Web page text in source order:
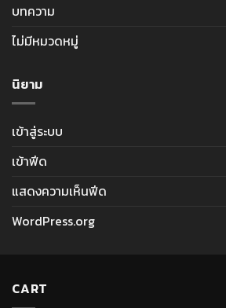
บทความ
ไม่มีหมวดหมู่
นิยาม
เข้าสู่ระบบ
เข้าฟีด
แสดงความเห็นฟีด
WordPress.org
CART